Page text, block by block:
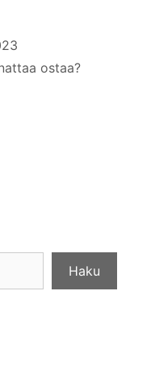
ostaa?
Haku